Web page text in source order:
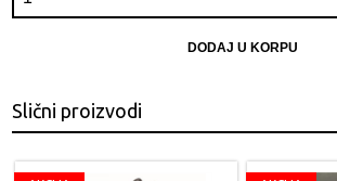
DODAJ U KORPU
Slični proizvodi